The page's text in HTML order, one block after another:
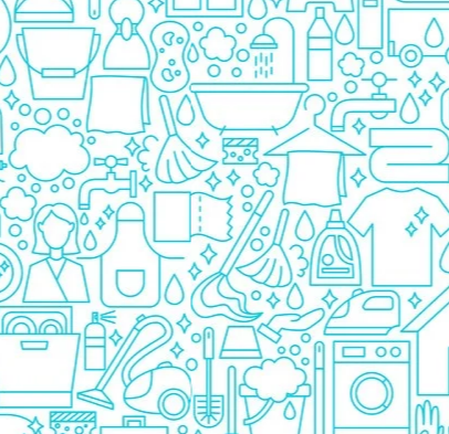
Gel de Dus Bebelusi
Ingrijire Adulti
Scutece Adulti
Servetele Umede Adulti
Ingrijire Personala
Cosmetice
Absorbante
Absorbante & Tampoane
Tampoane
Pasta De Dinti
Cosmetice
Deodorante
Creme
Ingrijire Unghii